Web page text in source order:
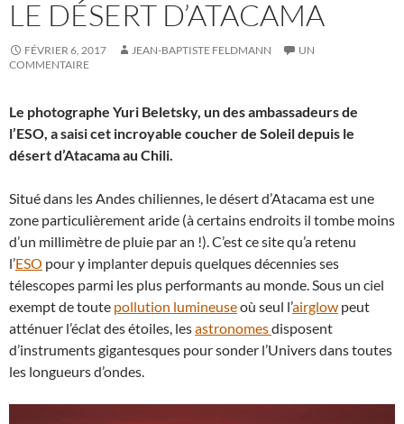
LE DÉSERT D’ATACAMA
FÉVRIER 6, 2017 JEAN-BAPTISTE FELDMANN
UN
COMMENTAIRE
Le photographe Yuri Beletsky, un des ambassadeurs de
l’ESO, a saisi cet incroyable coucher de Soleil depuis le
désert d’Atacama au Chili.
Situé dans les Andes chiliennes, le désert d’Atacama est une
zone particulièrement aride (à certains endroits il tombe moins
d’un millimètre de pluie par an !). C’est ce site qu’a retenu
l’ESO pour y implanter depuis quelques décennies ses
télescopes parmi les plus performants au monde. Sous un ciel
exempt de toute pollution lumineuseoù seul l’airglow peut
atténuer l’éclat des étoiles, lesastronomesdisposent
d’instruments gigantesques pour sonder l’Univers dans toutes
les longueurs d’ondes.